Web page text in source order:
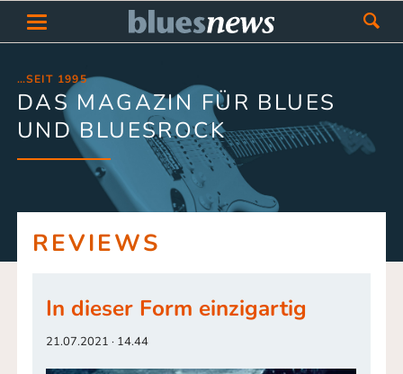
…SEIT 1995
DAS MAGAZIN FÜR BLUES
UND BLUESROCK
REVIEWS
In dieser Form einzigartig
21.07.2021 · 14.44